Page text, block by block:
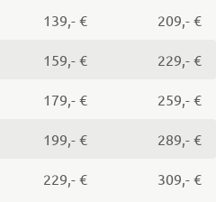
139,- € 209,- €
159,- € 229,- €
179,- € 259,- €
199,- € 289,- €
229,- € 309,- €